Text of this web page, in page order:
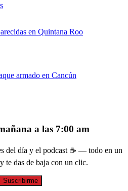
en Quintana Roo
armado en Cancún
a las 7:00 am
del día y el podcast ☕ — todo en un
te das de baja con un clic.
Suscribirme